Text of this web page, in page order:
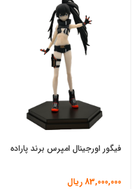
فیگور اورجینال امپرس برند پاراده
83,000,000ریال